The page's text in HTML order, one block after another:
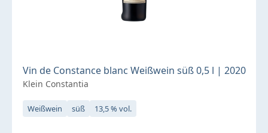
Vin de Constance blanc Weißwein süß 0,5 l | 2020
Klein Constantia
Weißwein süß 13,5 % vol.